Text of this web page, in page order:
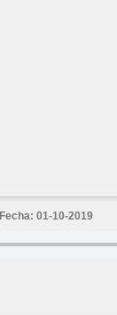
Fecha: 01-10-2019